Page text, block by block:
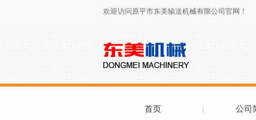
欢迎访问原平市东美输送机械有限公司官网！
首页 公司